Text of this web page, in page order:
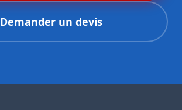
Demander un devis